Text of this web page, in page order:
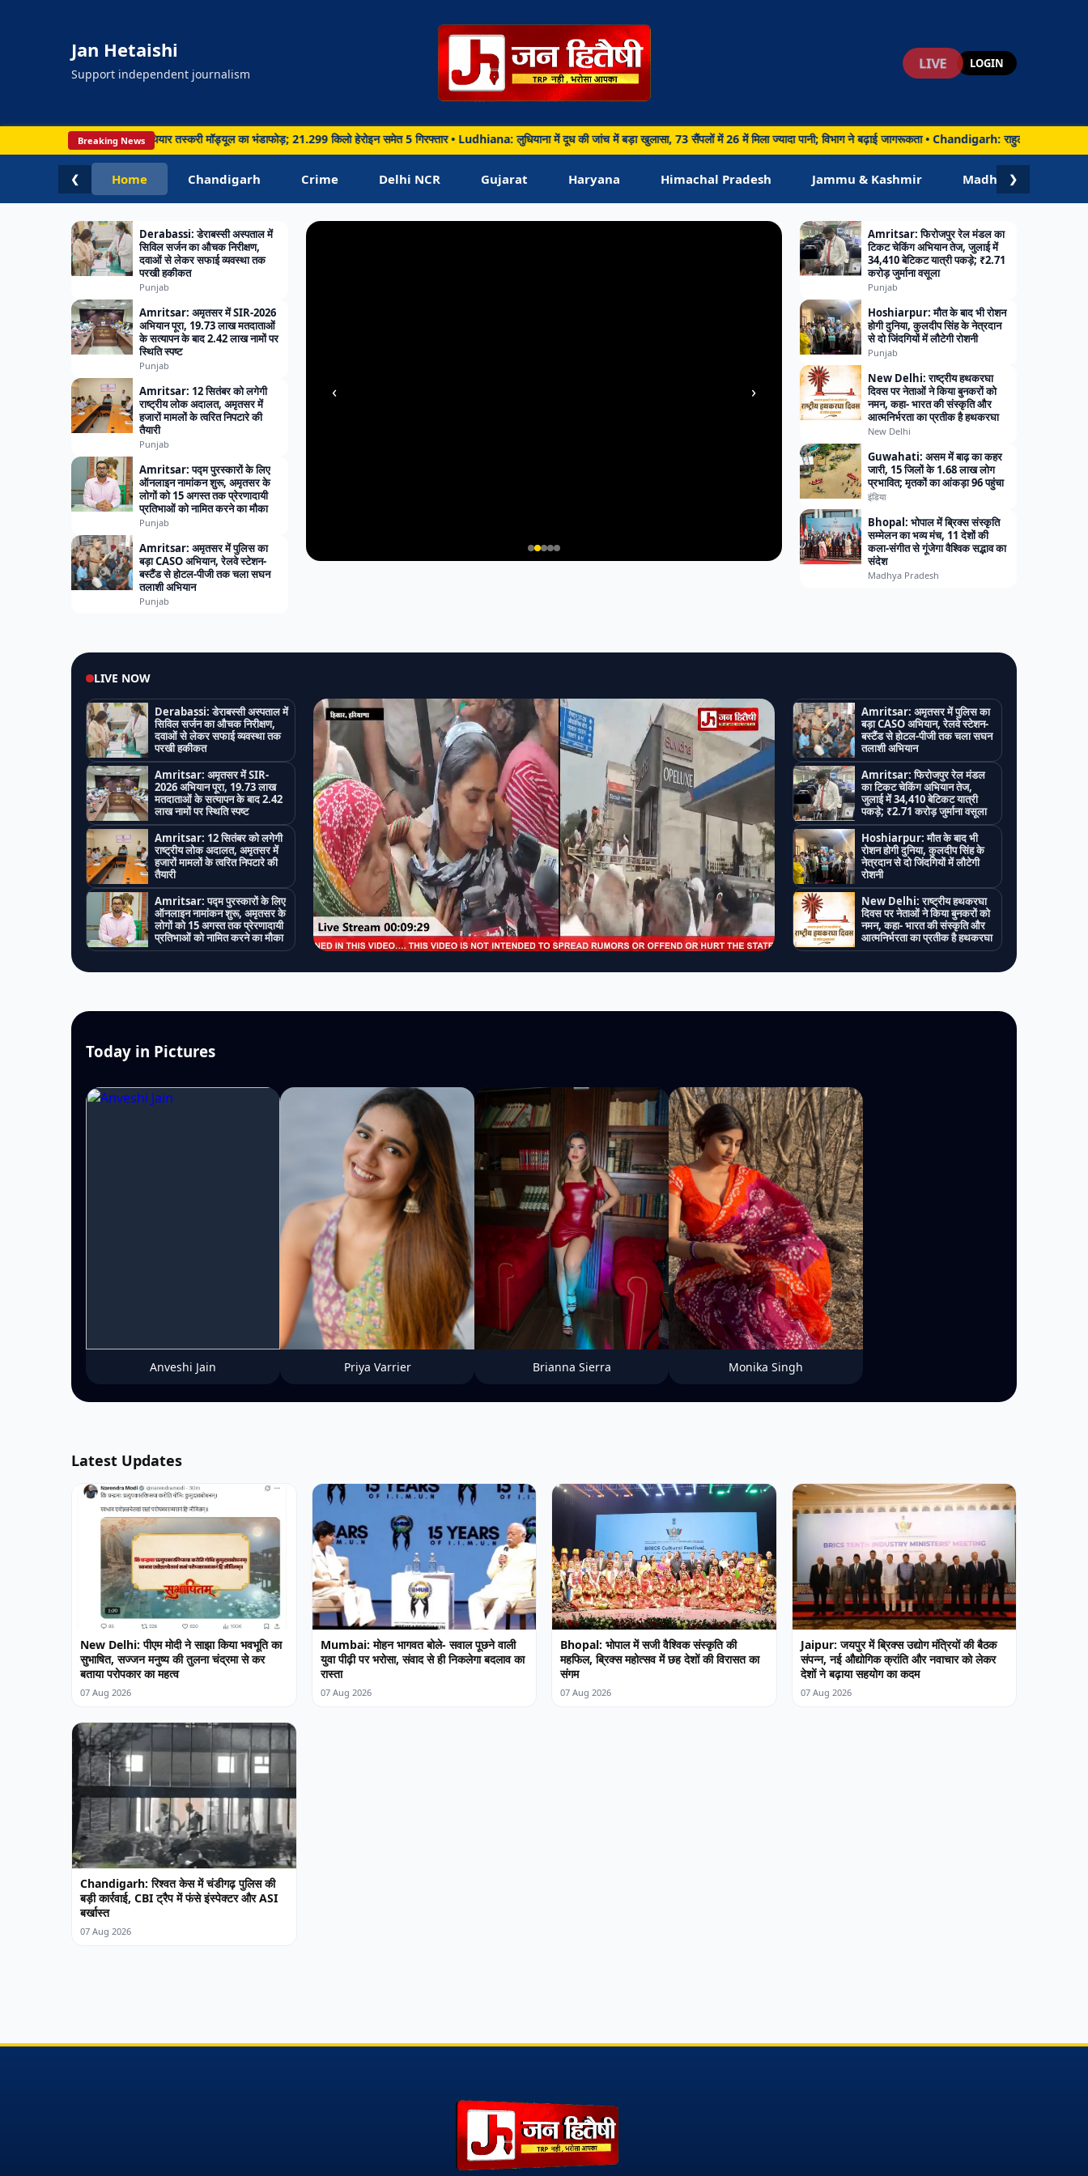
Jan Hetaishi
Support independent journalism
LIVE LOGIN
Breaking News
सीमा पार नशा और हथियार तस्करी मॉड्यूल का भंडाफोड़; 21.299 किलो हेरोइन समेत 5 गिरफ्तार • Ludhiana: लुधियाना में दूध की जांच में बड़ा खुलासा, 73 सैंपलों में 26 में मिला ज्यादा पानी; विभाग ने बढ़ाई जागरूकता • Chandigarh: राहुल गांधी ने बताया
❮ Home Chandigarh Crime Delhi NCR Gujarat Haryana Himachal Pradesh Jammu & Kashmir Madhya Pradesh
❯
Derabassi: डेराबस्सी अस्पताल में
सिविल सर्जन का औचक निरीक्षण,
दवाओं से लेकर सफाई व्यवस्था तक
परखी हकीकत
Punjab
Amritsar: अमृतसर में SIR-2026
अभियान पूरा, 19.73 लाख मतदाताओं
के सत्यापन के बाद 2.42 लाख नामों पर
स्थिति स्पष्ट
Punjab
Amritsar: 12 सितंबर को लगेगी
राष्ट्रीय लोक अदालत, अमृतसर में
हजारों मामलों के त्वरित निपटारे की
तैयारी
Punjab
Amritsar: पद्म पुरस्कारों के लिए
ऑनलाइन नामांकन शुरू, अमृतसर के
लोगों को 15 अगस्त तक प्रेरणादायी
प्रतिभाओं को नामित करने का मौका
Punjab
Amritsar: अमृतसर में पुलिस का
बड़ा CASO अभियान, रेलवे स्टेशन-
बस्टैंड से होटल-पीजी तक चला सघन
तलाशी अभियान
Punjab
‹ ›
PUNJAB
Chandigarh • 07 Aug 2026
Ludhiana: लुधियाना में दूध की जांच में बड़ा खुलासा, 73 सैंपलों
में 26 में मिला ज्यादा पानी; विभाग ने बढ़ाई जागरूकता
Amritsar: फिरोजपुर रेल मंडल का
टिकट चेकिंग अभियान तेज, जुलाई में
34,410 बेटिकट यात्री पकड़े; ₹2.71
करोड़ जुर्माना वसूला
Punjab
Hoshiarpur: मौत के बाद भी रोशन
होगी दुनिया, कुलदीप सिंह के नेत्रदान
से दो जिंदगियों में लौटेगी रोशनी
Punjab
New Delhi: राष्ट्रीय हथकरघा
दिवस पर नेताओं ने किया बुनकरों को
नमन, कहा- भारत की संस्कृति और
आत्मनिर्भरता का प्रतीक है हथकरघा
New Delhi
Guwahati: असम में बाढ़ का कहर
जारी, 15 जिलों के 1.68 लाख लोग
प्रभावित; मृतकों का आंकड़ा 96 पहुंचा
इंडिया
Bhopal: भोपाल में ब्रिक्स संस्कृति
सम्मेलन का भव्य मंच, 11 देशों की
कला-संगीत से गूंजेगा वैश्विक सद्भाव का
संदेश
Madhya Pradesh
LIVE NOW
Derabassi: डेराबस्सी अस्पताल में
सिविल सर्जन का औचक निरीक्षण,
दवाओं से लेकर सफाई व्यवस्था तक
परखी हकीकत
Amritsar: अमृतसर में SIR-
2026 अभियान पूरा, 19.73 लाख
मतदाताओं के सत्यापन के बाद 2.42
लाख नामों पर स्थिति स्पष्ट
Amritsar: 12 सितंबर को लगेगी
राष्ट्रीय लोक अदालत, अमृतसर में
हजारों मामलों के त्वरित निपटारे की
तैयारी
Amritsar: पद्म पुरस्कारों के लिए
ऑनलाइन नामांकन शुरू, अमृतसर के
लोगों को 15 अगस्त तक प्रेरणादायी
प्रतिभाओं को नामित करने का मौका
Amritsar: अमृतसर में पुलिस का
बड़ा CASO अभियान, रेलवे स्टेशन-
बस्टैंड से होटल-पीजी तक चला सघन
तलाशी अभियान
Amritsar: फिरोजपुर रेल मंडल
का टिकट चेकिंग अभियान तेज,
जुलाई में 34,410 बेटिकट यात्री
पकड़े; ₹2.71 करोड़ जुर्माना वसूला
Hoshiarpur: मौत के बाद भी
रोशन होगी दुनिया, कुलदीप सिंह के
नेत्रदान से दो जिंदगियों में लौटेगी
रोशनी
New Delhi: राष्ट्रीय हथकरघा
दिवस पर नेताओं ने किया बुनकरों को
नमन, कहा- भारत की संस्कृति और
आत्मनिर्भरता का प्रतीक है हथकरघा
Today in Pictures
Anveshi Jain Priya Varrier Brianna Sierra Monika Singh
Latest Updates
New Delhi: पीएम मोदी ने साझा किया भवभूति का
सुभाषित, सज्जन मनुष्य की तुलना चंद्रमा से कर
बताया परोपकार का महत्व
07 Aug 2026
Mumbai: मोहन भागवत बोले- सवाल पूछने वाली
युवा पीढ़ी पर भरोसा, संवाद से ही निकलेगा बदलाव का
रास्ता
07 Aug 2026
Bhopal: भोपाल में सजी वैश्विक संस्कृति की
महफिल, ब्रिक्स महोत्सव में छह देशों की विरासत का
संगम
07 Aug 2026
Jaipur: जयपुर में ब्रिक्स उद्योग मंत्रियों की बैठक
संपन्न, नई औद्योगिक क्रांति और नवाचार को लेकर
देशों ने बढ़ाया सहयोग का कदम
07 Aug 2026
Chandigarh: रिश्वत केस में चंडीगढ़ पुलिस की
बड़ी कार्रवाई, CBI ट्रैप में फंसे इंस्पेक्टर और ASI
बर्खास्त
07 Aug 2026